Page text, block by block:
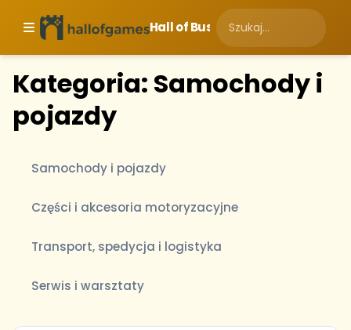
Hall of Business
Kategoria: Samochody i
pojazdy
Samochody i pojazdy
Części i akcesoria motoryzacyjne
Transport, spedycja i logistyka
Serwis i warsztaty